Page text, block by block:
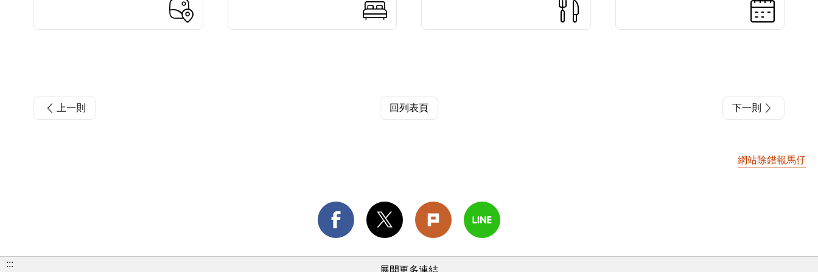
上一則 回列表頁 下一則
網站除錯報馬仔
:::
展開更多連結